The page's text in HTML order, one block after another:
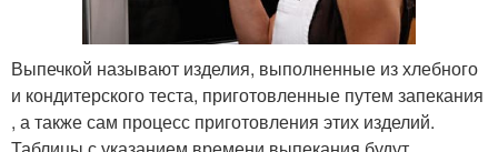
Выпечкой называют изделия, выполненные из хлебного
и кондитерского теста, приготовленные путем запекания
, а также сам процесс приготовления этих изделий.